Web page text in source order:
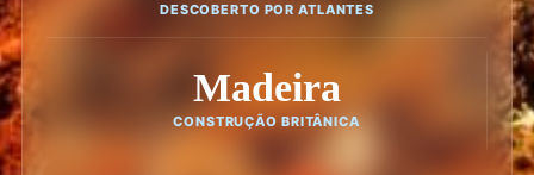
DESCOBERTO POR ATLANTES
Madeira
CONSTRUÇÃO BRITÂNICA